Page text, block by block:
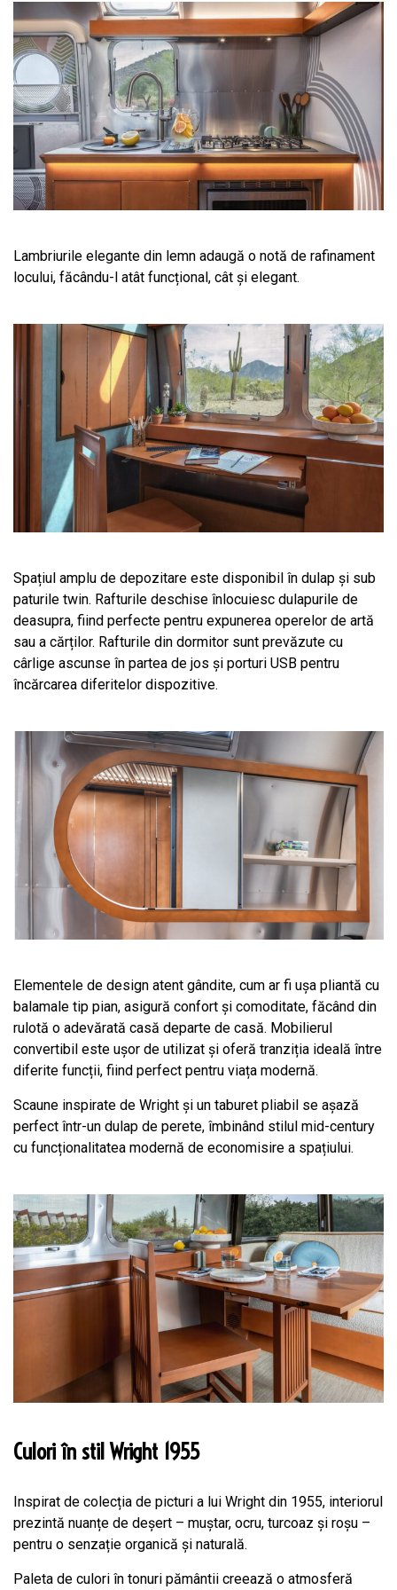
Lambriurile elegante din lemn adaugă o notă de rafinament
locului, făcându-l atât funcțional, cât și elegant.
Spațiul amplu de depozitare este disponibil în dulap și sub
paturile twin. Rafturile deschise înlocuiesc dulapurile de
deasupra, fiind perfecte pentru expunerea operelor de artă
sau a cărților. Rafturile din dormitor sunt prevăzute cu
cârlige ascunse în partea de jos și porturi USB pentru
încărcarea diferitelor dispozitive.
Elementele de design atent gândite, cum ar fi ușa pliantă cu
balamale tip pian, asigură confort și comoditate, făcând din
rulotă o adevărată casă departe de casă. Mobilierul
convertibil este ușor de utilizat și oferă tranziția ideală între
diferite funcții, fiind perfect pentru viața modernă.
Scaune inspirate de Wright și un taburet pliabil se așază
perfect într-un dulap de perete, îmbinând stilul mid-century
cu funcționalitatea modernă de economisire a spațiului.
Culori în stil Wright 1955
Inspirat de colecția de picturi a lui Wright din 1955, interiorul
prezintă nuanțe de deșert – muștar, ocru, turcoaz și roșu –
pentru o senzație organică și naturală.
Paleta de culori în tonuri pământii creează o atmosferă